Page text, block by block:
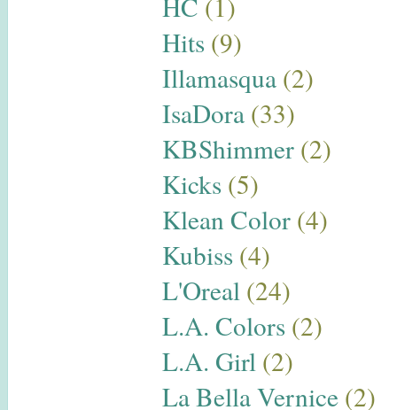
Hits (9)
Illamasqua (2)
IsaDora (33)
KBShimmer (2)
Kicks (5)
Klean Color (4)
Kubiss (4)
L'Oreal (24)
L.A. Colors (2)
L.A. Girl (2)
La Bella Vernice (2)